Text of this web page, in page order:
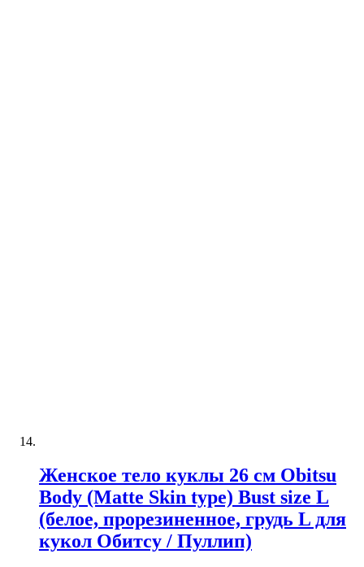
Женское тело куклы 26 см Obitsu
Body (Matte Skin type) Bust size L
(белое, прорезиненное, грудь L для
кукол Обитсу / Пуллип)